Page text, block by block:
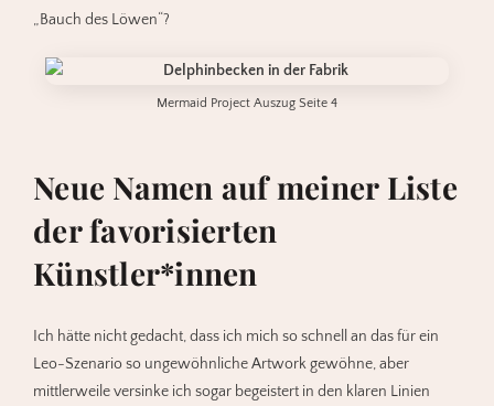
„Bauch des Löwen“?
Mermaid Project Auszug Seite 4
Neue Namen auf meiner Liste
der favorisierten
Künstler*innen
Ich hätte nicht gedacht, dass ich mich so schnell an das für ein
Leo-Szenario so ungewöhnliche Artwork gewöhne, aber
mittlerweile versinke ich sogar begeistert in den klaren Linien